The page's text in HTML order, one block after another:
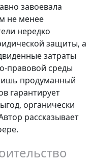
завоевала
не менее
нередко
защиты, а
затраты
правовой среды
продуманный
гарантирует
органически
рассказывает